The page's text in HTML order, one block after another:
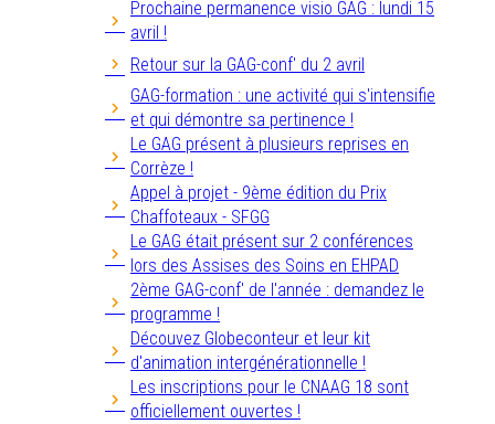
Prochaine permanence visio GAG : lundi 15
avril !
Retour sur la GAG-conf' du 2 avril
GAG-formation : une activité qui s'intensifie
et qui démontre sa pertinence !
Le GAG présent à plusieurs reprises en
Corrèze !
Appel à projet - 9ème édition du Prix
Chaffoteaux - SFGG
Le GAG était présent sur 2 conférences
lors des Assises des Soins en EHPAD
2ème GAG-conf' de l'année : demandez le
programme !
Découvez Globeconteur et leur kit
d'animation intergénérationnelle !
Les inscriptions pour le CNAAG 18 sont
officiellement ouvertes !